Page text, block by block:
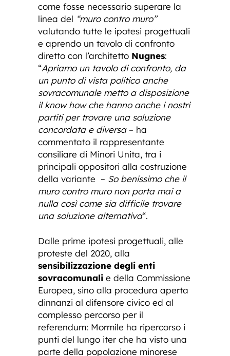
come fosse necessario superare la
linea del “muro contro muro”
valutando tutte le ipotesi progettuali
e aprendo un tavolo di confronto
diretto con l’architetto Nugnes:
“Apriamo un tavolo di confronto, da
un punto di vista politico anche
sovracomunale metto a disposizione
il know how che hanno anche i nostri
partiti per trovare una soluzione
concordata e diversa– ha
commentato il rappresentante
consiliare di Minori Unita, tra i
principali oppositori alla costruzione
della variante – So benissimo che il
muro contro muro non porta mai a
nulla così come sia difficile trovare
una soluzione alternativa“.
Dalle prime ipotesi progettuali, alle
proteste del 2020, alla
sensibilizzazione degli enti
sovracomunali e della Commissione
Europea, sino alla procedura aperta
dinnanzi al difensore civico ed al
complesso percorso per il
referendum: Mormile ha ripercorso i
punti del lungo iter che ha visto una
parte della popolazione minorese